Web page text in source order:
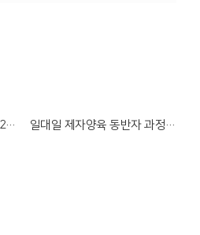
영암전도대 야외친교회 (2026.05.26) 일대일 제자양육 동반자 과정 수료식 (2026.05.24)